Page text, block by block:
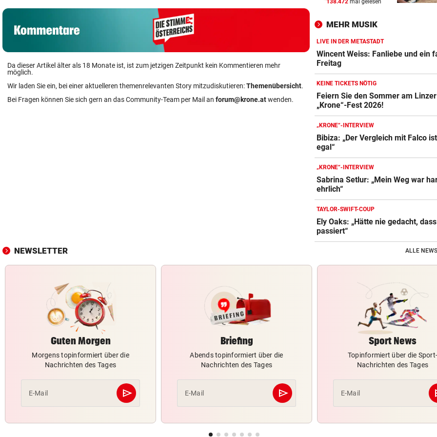
Da dieser Artikel älter als 18 Monate ist, ist zum jetzigen Zeitpunkt kein Kommentieren mehr
möglich.
Wir laden Sie ein, bei einer aktuelleren themenrelevanten Story mitzudiskutieren:Themenübersicht.
Bei Fragen können Sie sich gern an das Community-Team per Mail an forum@krone.atwenden.
DER NÄCHSTE AUFREGER vor
Vorwürfe gegen Verband
AUCH MICROSOFT DABEI vor 2
Der Superman mit einem Arm
sorgte für Revolution
BRAND IM FÖHRENWALD vor 2
Glutnester halten die
Feuerwehrleute auf Trab
138.472 mal gelesen
MEHR MUSIK
LIVE IN DER METASTADT
Wincent Weiss: Fanliebe und ein
Freitag
KEINE TICKETS NÖTIG
Feiern Sie den Sommer am Linzer
„Krone“-Fest 2026!
„KRONE“-INTERVIEW
Bibiza: „Der Vergleich mit Falco
egal“
„KRONE“-INTERVIEW
Sabrina Setlur: „Mein Weg war
ehrlich“
TAYLOR-SWIFT-COUP
Ely Oaks: „Hätte nie gedacht,
passiert“
NEWSLETTER ALLE
Guten Morgen
Morgens topinformiert über die
Nachrichten des Tages
E-Mail send
Abschicken
Briefing
Abends topinformiert über die
Nachrichten des Tages
E-Mail send
Abschicken
Sport News
Topinformiert über die Sport-
Nachrichten des Tages
E-Mail